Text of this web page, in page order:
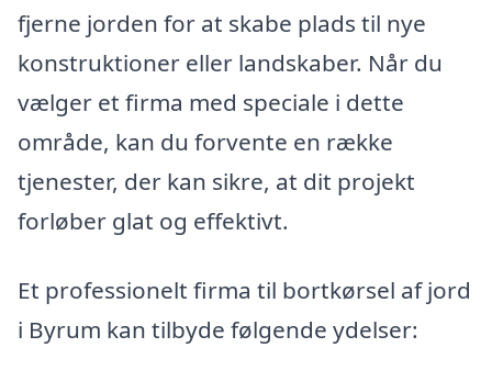
fjerne jorden for at skabe plads til nye
konstruktioner eller landskaber. Når du
vælger et firma med speciale i dette
område, kan du forvente en række
tjenester, der kan sikre, at dit projekt
forløber glat og effektivt.
Et professionelt firma til bortkørsel af jord
i Byrum kan tilbyde følgende ydelser: